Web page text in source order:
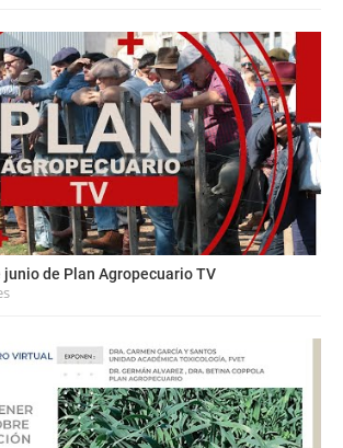
junio de Plan Agropecuario TV